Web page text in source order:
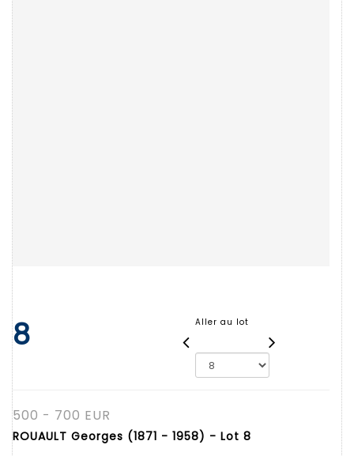
8 Aller au lot
500 - 700 EUR
ROUAULT Georges (1871 - 1958) - Lot 8